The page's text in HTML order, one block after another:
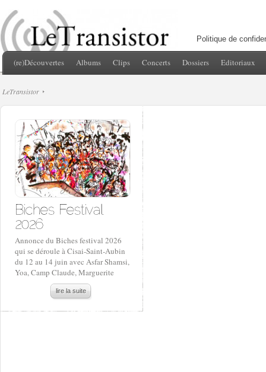
Politique de
(re)Découvertes Albums Clips Concerts Dossiers Editoriaux
LeTransistor
Annonce du Biches festival 2026
qui se déroule à Cisai-Saint-Aubin
du 12 au 14 juin avec Asfar Shamsi,
Yoa, Camp Claude, Marguerite
lire la suite